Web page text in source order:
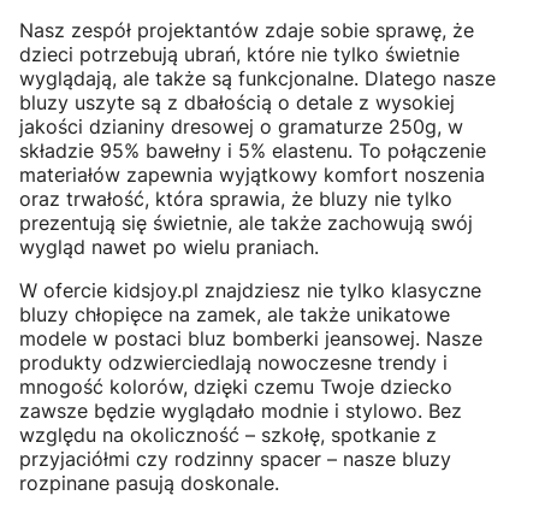
Nasz zespół projektantów zdaje sobie sprawę, że
dzieci potrzebują ubrań, które nie tylko świetnie
wyglądają, ale także są funkcjonalne. Dlatego nasze
bluzy uszyte są z dbałością o detale z wysokiej
jakości dzianiny dresowej o gramaturze 250g, w
składzie 95% bawełny i 5% elastenu. To połączenie
materiałów zapewnia wyjątkowy komfort noszenia
oraz trwałość, która sprawia, że bluzy nie tylko
prezentują się świetnie, ale także zachowują swój
wygląd nawet po wielu praniach.
W ofercie kidsjoy.pl znajdziesz nie tylko klasyczne
bluzy chłopięce na zamek, ale także unikatowe
modele w postaci bluz bomberki jeansowej. Nasze
produkty odzwierciedlają nowoczesne trendy i
mnogość kolorów, dzięki czemu Twoje dziecko
zawsze będzie wyglądało modnie i stylowo. Bez
względu na okoliczność – szkołę, spotkanie z
przyjaciółmi czy rodzinny spacer – nasze bluzy
rozpinane pasują doskonale.